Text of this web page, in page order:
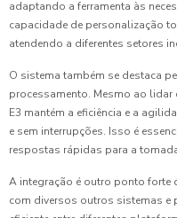
adaptando a ferramenta às
capacidade de personalização
atendendo a diferentes setores
O sistema também se destaca
processamento. Mesmo ao
E3 mantém a eficiência e a
e sem interrupções. Isso é
respostas rápidas para a
A integração é outro ponto forte
com diversos outros sistemas